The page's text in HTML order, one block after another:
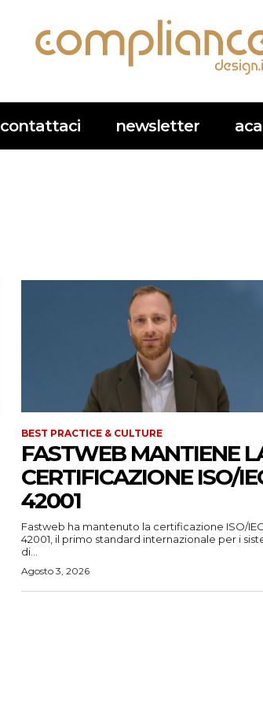
contattaci newsletter
BEST PRACTICE & CULTURE
FASTWEB MANTIENE
CERTIFICAZIONE ISO/
42001
Fastweb ha mantenuto la certificazione ISO/IEC
42001, il primo standard internazionale per i
di...
Agosto 3, 2026